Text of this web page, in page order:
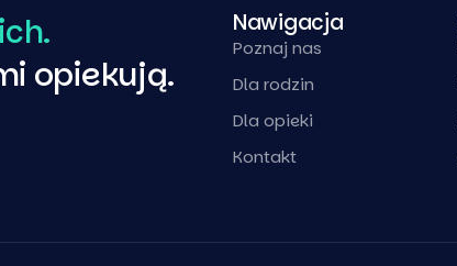
opiekują.
Nawigacja
Poznaj nas
Dla rodzin
Dla opieki
Kontakt